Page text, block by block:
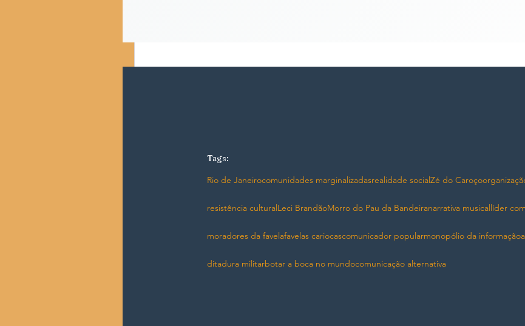
Tags:
Rio de Janeirocomunidades marginalizadasrealidade socialZé do Caroço
resistência culturalLeci BrandãoMorro do Pau da Bandeiranarrativa musicallíder
moradores da favelafavelas cariocascomunicador popularmonopólio da informação
ditadura militarbotar a boca no mundocomunicação alternativa